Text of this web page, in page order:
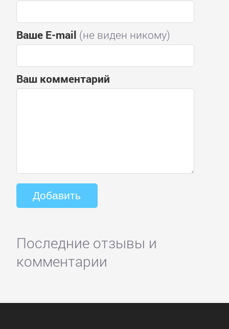
Ваше E-mail (не виден никому)
Ваш комментарий
Последние отзывы и
комментарии